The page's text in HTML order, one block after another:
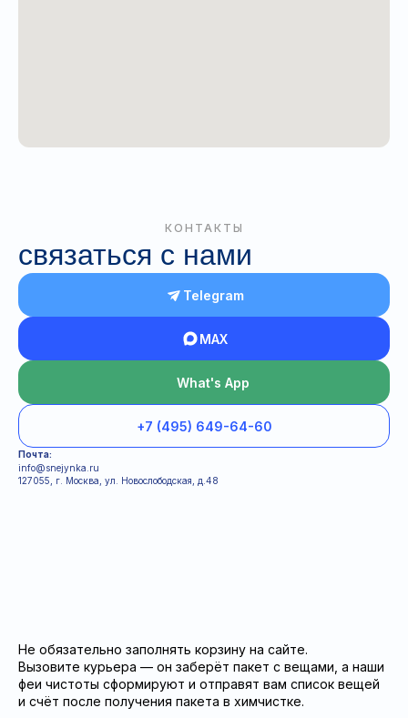
КОНТАКТЫ
связаться с нами
Telegram
MAX
What's App
+7 (495) 649-64-60
Почта:
info@snejynka.ru
127055, г. Москва, ул. Новослободская, д.48
Не обязательно заполнять корзину на сайте.
Вызовите курьера — он заберёт пакет с вещами, а наши
феи чистоты сформируют и отправят вам список вещей
и счёт после получения пакета в химчистке.